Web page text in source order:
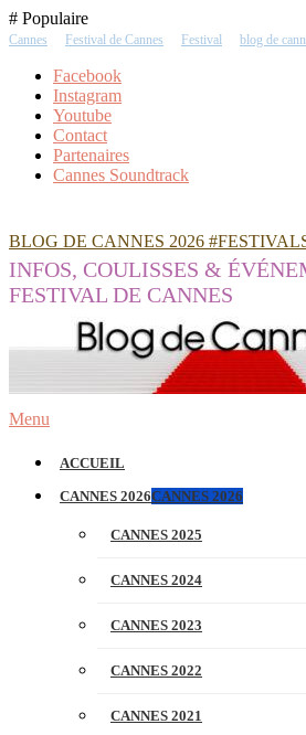
Skip
To
# Populaire
Cannes Festival de Cannes Festival blog de
Facebook
Instagram
Youtube
Contact
Partenaires
Cannes Soundtrack
BLOG DE CANNES 2026
INFOS, COULISSES &
FESTIVAL DE CANNES
Menu
ACCUEIL
CANNES 2026CANNES 2026
CANNES 2025
CANNES 2024
CANNES 2023
CANNES 2022
CANNES 2021